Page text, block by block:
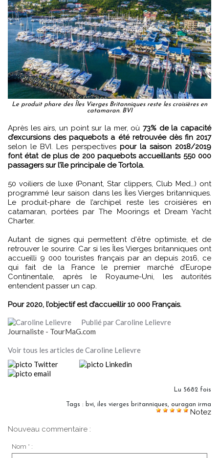
Le produit phare des Îles Vierges Britanniques reste les croisières en
catamaran. BVI
Après les airs, un point sur la mer, où 73% de la capacité
d’excursions des paquebots a été retrouvée dès fin 2017
selon le BVI. Les perspectives pour la saison 2018/2019
font état de plus de 200 paquebots accueillants 550 000
passagers sur l’île principale de Tortola.
50 voiliers de luxe (Ponant, Star clippers, Club Med…) ont
programmé leur saison dans les Îles Vierges britanniques.
Le produit-phare de l’archipel reste les croisières en
catamaran, portées par The Moorings et Dream Yacht
Charter.
Autant de signes qui permettent d'être optimiste, et de
retrouver le sourire. Car si les Îles Vierges britanniques ont
accueilli 9 000 touristes français par an depuis 2016, ce
qui fait de la France le premier marché d’Europe
Continentale, après le Royaume-Uni, les autorités
entendent passer un cap.
Pour 2020, l’objectif est d’accueillir 10 000 Français.
Publié par Caroline Lelievre
Journaliste - TourMaG.com
Voir tous les articles de Caroline Lelievre
Lu 5682 fois
Tags : bvi, iles vierges britanniques, ouragan irma
Notez
Nouveau commentaire :
Nom * :